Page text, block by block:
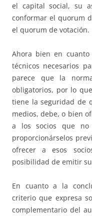
el capital social, su
conformar el quorum
el quorum de votación.
Ahora bien en
técnicos necesarios
parece que la
obligatorios, por lo
tiene la seguridad de
medios, debe, o bien
a los socios que no
proporcionárselos
ofrecer a esos
posibilidad de emitir
En cuanto a la
criterio que expresa
complementario del